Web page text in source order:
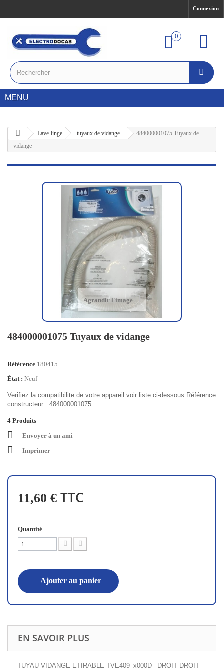
Connexion
0
MENU
Lave-linge tuyaux de vidange
484000001075 Tuyaux de
vidange
Agrandir l'image
484000001075 Tuyaux de vidange
Référence 180415
État : Neuf
Verifiez la compatibilite de votre appareil voir liste ci-dessous Référence
constructeur : 484000001075
4 Produits
Envoyer à un ami
Imprimer
11,60 € TTC
Quantité
Ajouter au panier
EN SAVOIR PLUS
TUYAU VIDANGE ETIRABLE TVE409_x000D_ DROIT DROIT